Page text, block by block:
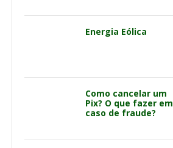
Energia Eólica
Como cancelar um
Pix? O que fazer em
caso de fraude?